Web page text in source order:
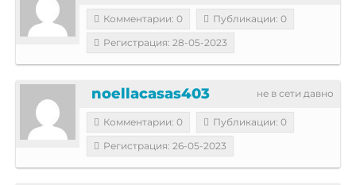
Комментарии: 0
Публикации: 0
Регистрация: 28-05-2023
не в сети давно
noellacasas403
Комментарии: 0
Публикации: 0
Регистрация: 26-05-2023